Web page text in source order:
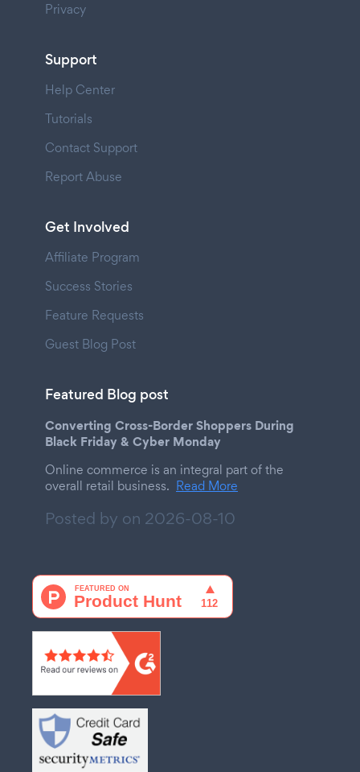
Privacy
Support
Help Center
Tutorials
Contact Support
Report Abuse
Get Involved
Affiliate Program
Success Stories
Feature Requests
Guest Blog Post
Featured Blog post
Converting Cross-Border Shoppers During
Black Friday & Cyber Monday
Online commerce is an integral part of the
overall retail business. Read More
Posted by on 2026-08-10